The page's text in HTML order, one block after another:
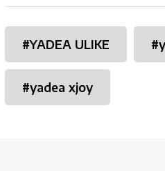
#YADEA ULIKE #
#yadea xjoy